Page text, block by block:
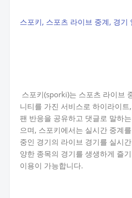
스포키, 스포츠 라이브 중계, 경기
스포키(sporki)는 스포츠 라이브
니티를 가진 서비스로 하이라이
팬 반응을 공유하고 댓글로 말하
으며, 스포키에서는 실시간 중계
중인 경기의 라이브 경기를 실시
양한 종목의 경기를 생생하게 즐
이용이 가능합니다.